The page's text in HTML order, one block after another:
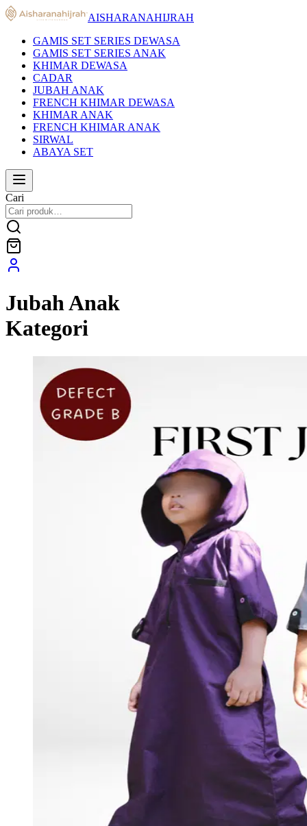
AISHARANAHIJRAH
GAMIS SET SERIES DEWASA
GAMIS SET SERIES ANAK
KHIMAR DEWASA
CADAR
JUBAH ANAK
FRENCH KHIMAR DEWASA
KHIMAR ANAK
FRENCH KHIMAR ANAK
SIRWAL
ABAYA SET
Cari
Jubah Anak
Kategori